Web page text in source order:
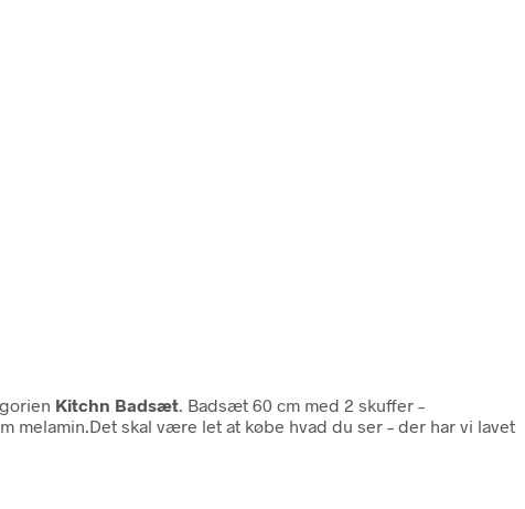
Kitchn Badsæt . Badsæt 60 cm med 2 skuffer –
melamin.Det skal være let at købe hvad du ser – der har vi lavet